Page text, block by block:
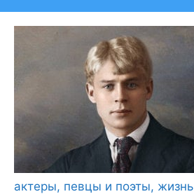
актеры, певцы и поэты, жизнь